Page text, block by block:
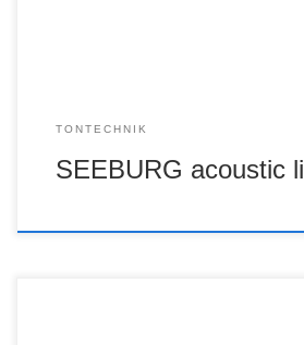
TONTECHNIK
SEEBURG acoustic